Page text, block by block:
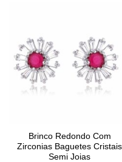
Brinco Redondo Com
Zirconias Baguetes Cristais
Semi Joias